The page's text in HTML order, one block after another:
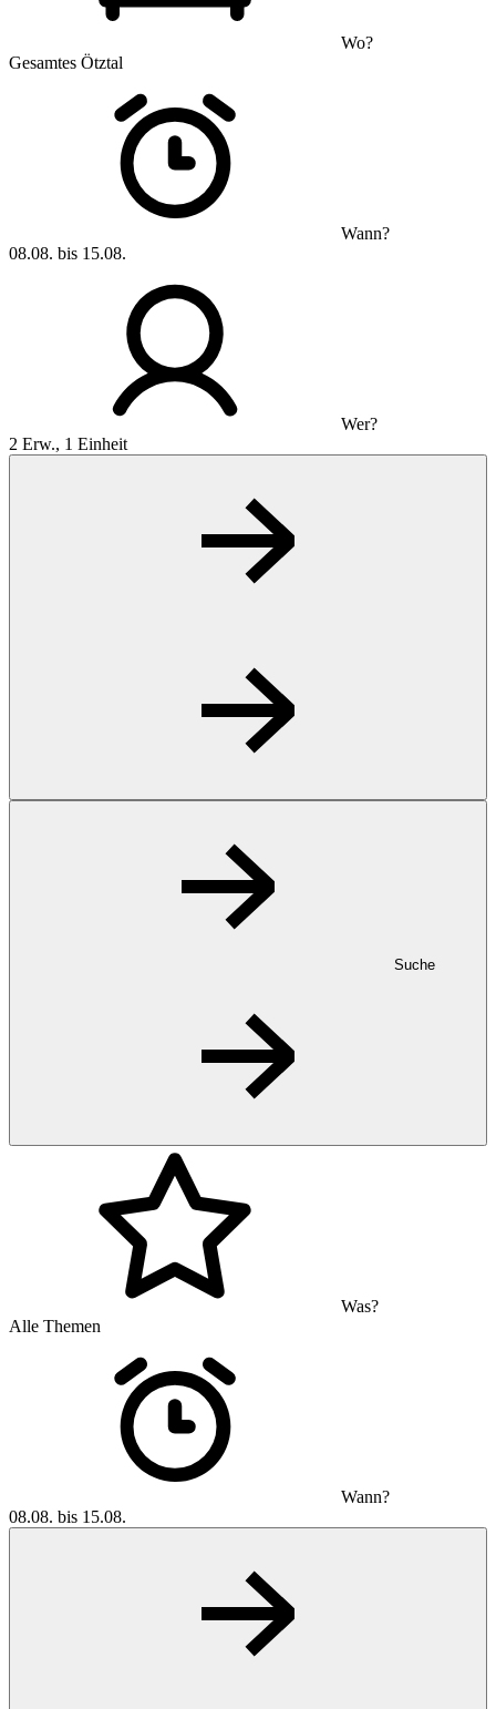
Wo?
Gesamtes Ötztal
Wann?
08.08. bis 15.08.
Wer?
2 Erw., 1 Einheit
Suche
Was?
Alle Themen
Wann?
08.08. bis 15.08.